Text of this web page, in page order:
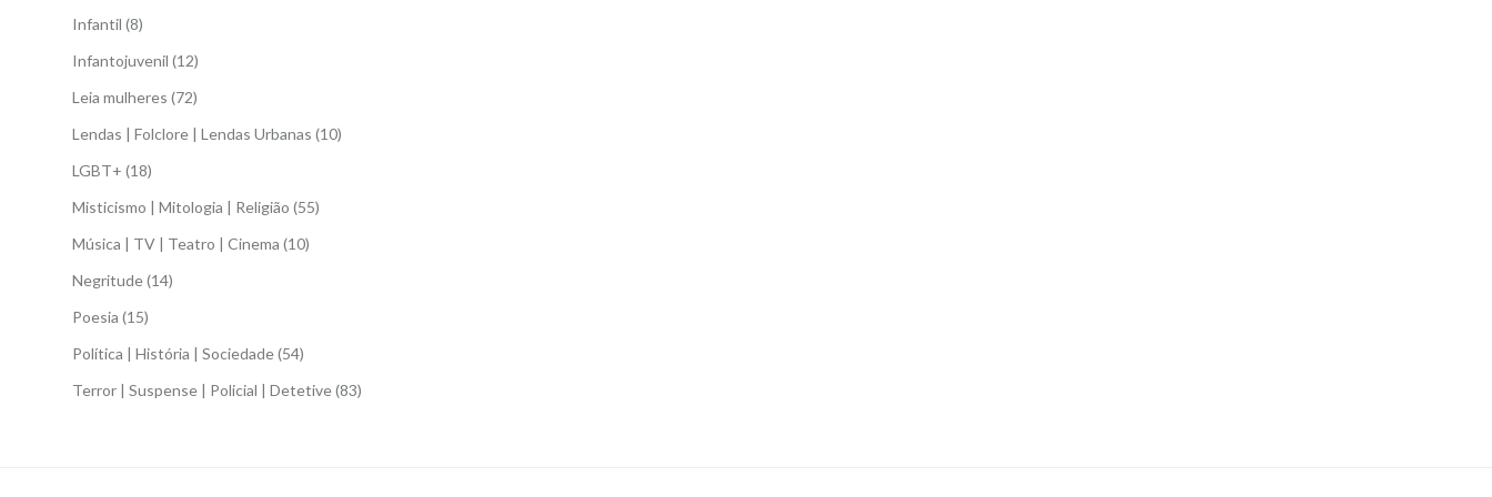
Infantil (8)
Infantojuvenil (12)
Leia mulheres (72)
Lendas | Folclore | Lendas Urbanas (10)
LGBT+ (18)
Misticismo | Mitologia | Religião (55)
Música | TV | Teatro | Cinema (10)
Negritude(14)
Poesia (15)
Política | História | Sociedade(54)
Terror | Suspense | Policial | Detetive(83)